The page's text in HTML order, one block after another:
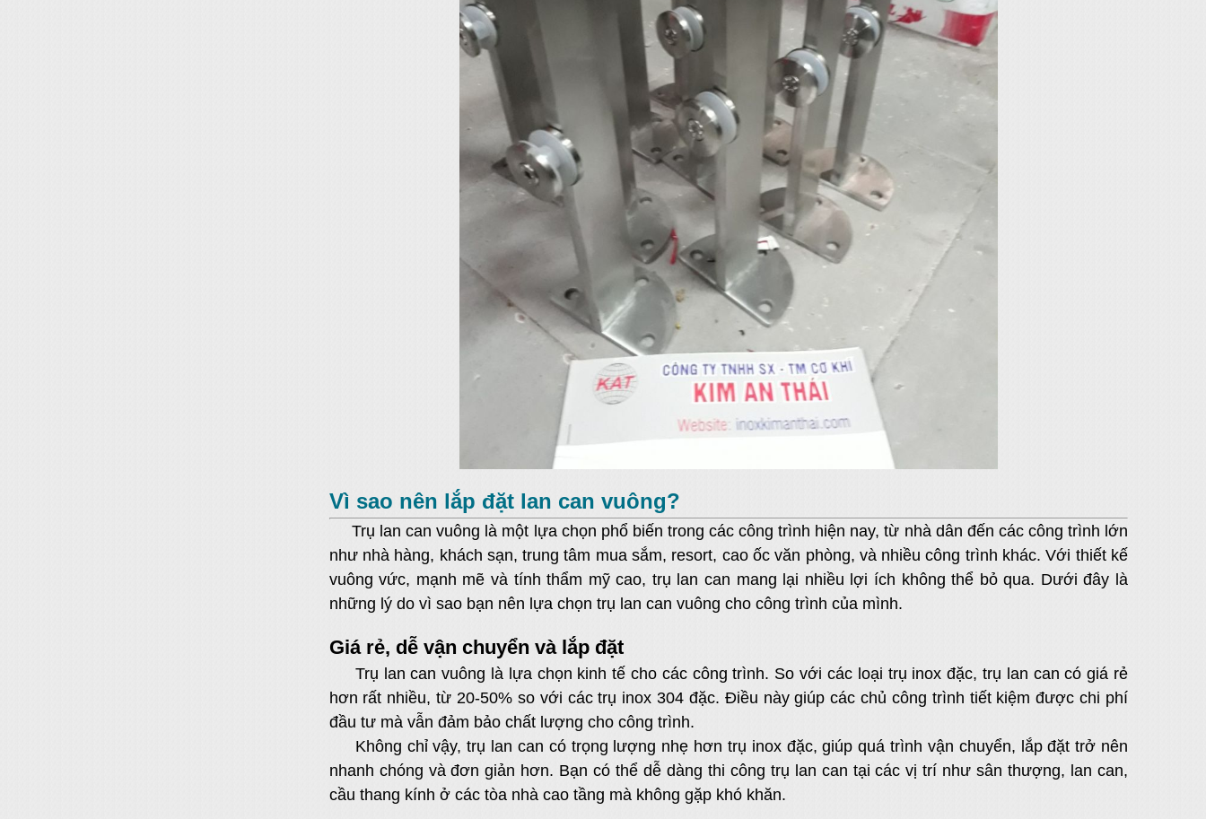
Vì sao nên lắp đặt lan can vuông?
Trụ lan can vuông là một lựa chọn phổ biến trong các công trình hiện nay, từ nhà dân đến các công trình lớn
như nhà hàng, khách sạn, trung tâm mua sắm, resort, cao ốc văn phòng, và nhiều công trình khác. Với thiết kế
vuông vức, mạnh mẽ và tính thẩm mỹ cao, trụ lan can mang lại nhiều lợi ích không thể bỏ qua. Dưới đây là
những lý do vì sao bạn nên lựa chọn trụ lan can vuông cho công trình của mình.
Giá rẻ, dễ vận chuyển và lắp đặt
Trụ lan can vuông là lựa chọn kinh tế cho các công trình. So với các loại trụ inox đặc, trụ lan can có giá rẻ
hơn rất nhiều, từ 20-50% so với các trụ inox 304 đặc. Điều này giúp các chủ công trình tiết kiệm được chi phí
đầu tư mà vẫn đảm bảo chất lượng cho công trình.
Không chỉ vậy, trụ lan can có trọng lượng nhẹ hơn trụ inox đặc, giúp quá trình vận chuyển, lắp đặt trở nên
nhanh chóng và đơn giản hơn. Bạn có thể dễ dàng thi công trụ lan can tại các vị trí như sân thượng, lan can,
cầu thang kính ở các tòa nhà cao tầng mà không gặp khó khăn.